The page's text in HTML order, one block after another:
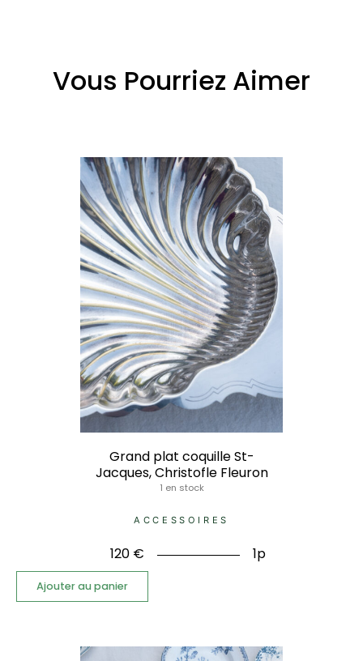
Vous Pourriez Aimer
Grand plat coquille St-
Jacques, Christofle Fleuron
1 en stock
ACCESSOIRES
120 € 1p
Ajouter au panier